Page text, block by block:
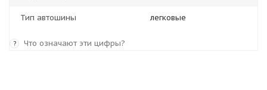
Тип автошины легковые
? Что означают эти цифры?